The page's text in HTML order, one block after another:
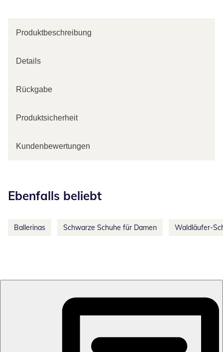
Produktbeschreibung
Details
Rückgabe
Produktsicherheit
Kundenbewertungen
Ebenfalls beliebt
Ballerinas Schwarze Schuhe für Damen Waldläufer-